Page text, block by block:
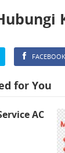
FACEBOOK
for You
AC